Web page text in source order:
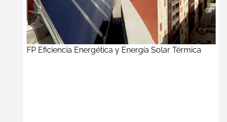
FP Eficiencia Energética y Energía Solar Térmica